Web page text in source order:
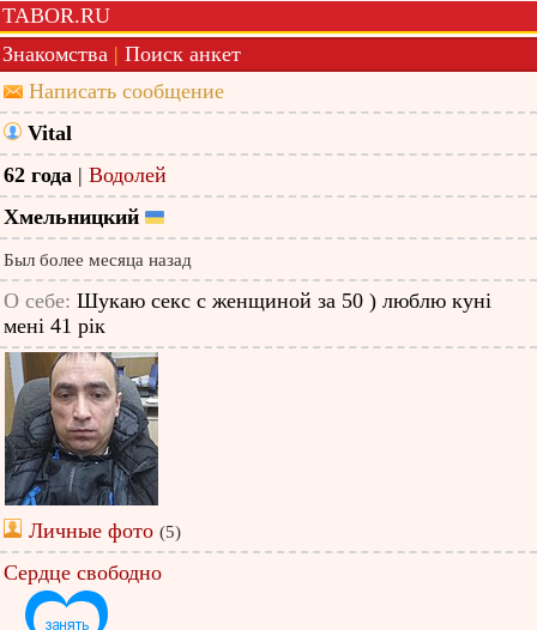
TABOR.RU
Знакомства | Поиск анкет
Написать сообщение
Vital
62 года | Водолей
Хмельницкий
Был более месяца назад
О себе: Шукаю секс с женщиной за 50 ) люблю куні
мені 41 рік
Личные фото (5)
Сердце свободно